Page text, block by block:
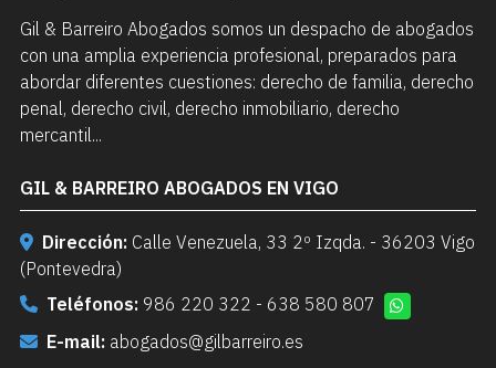
Gil & Barreiro Abogados somos un despacho de abogados
con una amplia experiencia profesional, preparados para
abordar diferentes cuestiones: derecho de familia, derecho
penal, derecho civil, derecho inmobiliario, derecho
mercantil...
GIL & BARREIRO ABOGADOS EN VIGO
Dirección: Calle Venezuela, 33 2º Izqda. - 36203 Vigo
(Pontevedra)
Teléfonos: 986 220 322 - 638 580 807
E-mail: abogados@gilbarreiro.es